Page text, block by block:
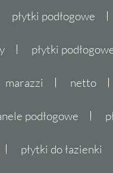
płytki podłogowe
płytki
marazzi netto
podłogowe
płytki do łazienki